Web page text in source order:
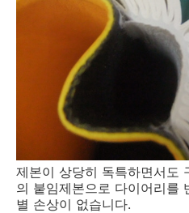
제본이 상당히 독특하면서도
의 붙임제본으로 다이어리를
별 손상이 없습니다.